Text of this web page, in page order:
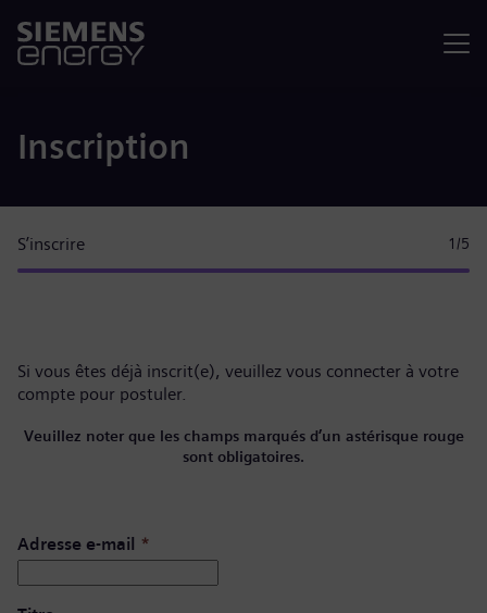
Inscription
S’inscrire 1 /5
Si vous êtes déjà inscrit(e), veuillez vous connecter à votre
compte pour postuler.
Veuillez noter que les champs marqués d’un astérisque rouge
sont obligatoires.
Adresse e-mail *